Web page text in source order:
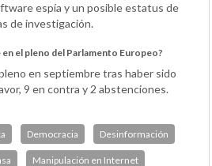
espía y un posible estatus de
de investigación.
el pleno del Parlamento Europeo?
en septiembre tras haber sido
9 en contra y 2 abstenciones.
Democracia Desinformación
Manipulación en Internet